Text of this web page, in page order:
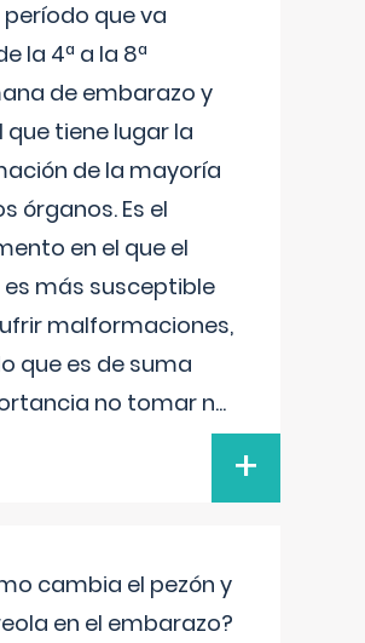
período que va
la 4ª a la 8ª
de embarazo y
que tiene lugar la
de la mayoría
órganos. Es el
en el que el
más susceptible
malformaciones,
que es de suma
no tomar n...
+
cambia el pezón y
en el embarazo?